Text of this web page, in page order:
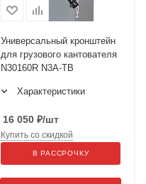
Универсальный кронштейн
для грузового кантователя
N30160R N3A-TB
Характеристики
16 050 ₽/шт
Купить со скидкой
В РАССРОЧКУ